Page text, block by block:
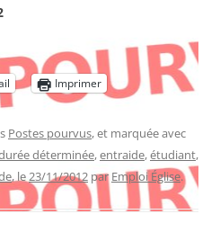
Imprimer
Postes pourvus, et marquée avec
déterminée,entraide,étudiant,
, le23/11/2012 parEmploi Église.